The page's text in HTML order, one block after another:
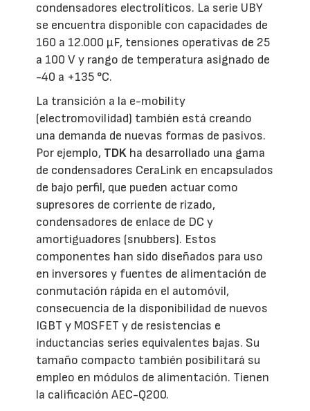
condensadores electrolíticos. La serie UBY
se encuentra disponible con capacidades de
160 a 12.000 µF, tensiones operativas de 25
a 100 V y rango de temperatura asignado de
-40 a +135 °C.
La transición a la e-mobility
(electromovilidad) también está creando
una demanda de nuevas formas de pasivos.
Por ejemplo, TDK ha desarrollado una gama
de condensadores CeraLink en encapsulados
de bajo perfil, que pueden actuar como
supresores de corriente de rizado,
condensadores de enlace de DC y
amortiguadores (snubbers). Estos
componentes han sido diseñados para uso
en inversores y fuentes de alimentación de
conmutación rápida en el automóvil,
consecuencia de la disponibilidad de nuevos
IGBT y MOSFET y de resistencias e
inductancias series equivalentes bajas. Su
tamaño compacto también posibilitará su
empleo en módulos de alimentación. Tienen
la calificación AEC-Q200.